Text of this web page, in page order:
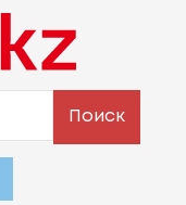
Поиск